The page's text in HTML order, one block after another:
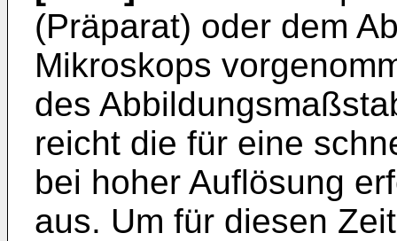
(Präparat) oder dem
Mikroskops
des
reicht die für eine
bei hoher Auflösung
aus. Um für diesen